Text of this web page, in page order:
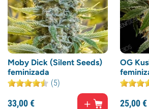
Moby Dick (Silent Seeds)
feminizada
(5)
33,00€
OG
25,00€